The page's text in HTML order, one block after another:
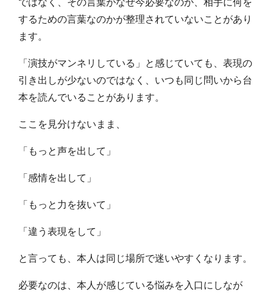
するための言葉なのかが整理されていないことがあり
ます。
「演技がマンネリしている」と感じていても、表現の
引き出しが少ないのではなく、いつも同じ問いから台
本を読んでいることがあります。
ここを見分けないまま、
「もっと声を出して」
「感情を出して」
「もっと力を抜いて」
「違う表現をして」
と言っても、本人は同じ場所で迷いやすくなります。
必要なのは、本人が感じている悩みを入口にしなが